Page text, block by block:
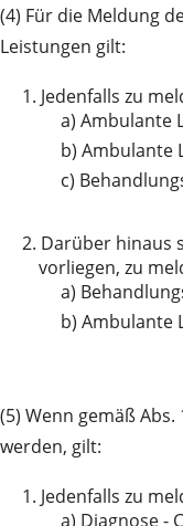
(4) Für die Meldung
Leistungen gilt:
1. Jedenfalls zu
a) Ambulante
b) Ambulante
c)
2. Darüber hinaus
vorliegen, zu
a)
b) Ambulante
(5) Wenn gemäß
werden, gilt:
1. Jedenfalls zu
a) Diagnose -